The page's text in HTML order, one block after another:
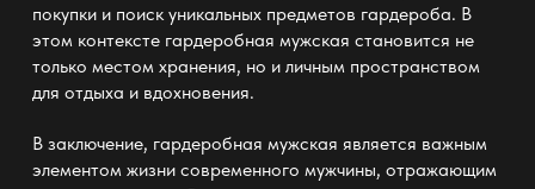
покупки и поиск уникальных предметов гардероба. В
этом контексте гардеробная мужская становится не
только местом хранения, но и личным пространством
для отдыха и вдохновения.
В заключение, гардеробная мужская является важным
элементом жизни современного мужчины, отражающим